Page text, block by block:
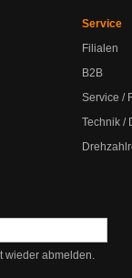
Service
Filialen
B2B
Service /
Technik /
wieder abmelden.